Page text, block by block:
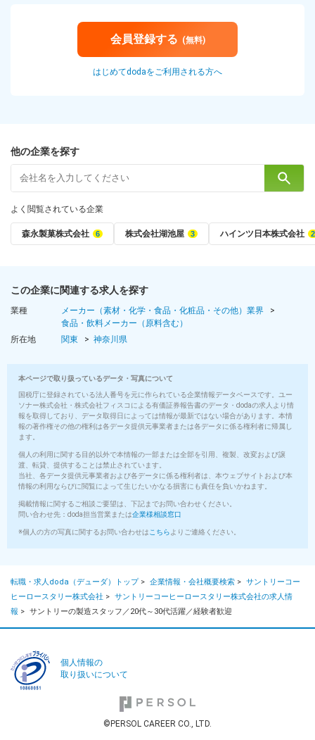
ルールから機械の操作方法まで、先輩がマンツーマンで並走しま
他業界からでも安心してスタートできる環境です。
★組織強化のための募集
選考のポイント
協力する力」を大切にしています。
多くの人と関わる現場だからこそ、周囲と向き合える方なら、ど
なたでも活躍できます。
◆マイカー通勤OK◆
サントリー『BOSS』の製造を支える、工場内での勤務です。
広い無料駐車場を完備しているため、マイカーで通勤が可能。
【アクセス】
■小田急線・相鉄線・JR相模線「海老名駅」より車で10分
■小田急線・JR相模線「厚木駅」より徒歩18分
※マイカー・バイク通勤OK（無料駐車場あり／ガソリン代支給 ※規
定あり）
※転居を伴う転勤は当面ありません。
※住宅手当あり（月最大3.6万円 ※規定あり）
＊＼安定した環境で、心地よく働く／＊
◆食事補助あり（1食300円で食べられます！）
す）
◆住宅手当＆家族手当（大手グループならではの手厚い待遇で将
来も安心）
勤務時間
★3交替シフト制
（実働7時間40分／休憩50分）
会員登録する (無料)
はじめてdodaをご利用される方へ
他の企業を探す
よく閲覧されている企業
森永製菓株式会社 株式会社湖池屋 ハインツ日本株式会社
この企業に関連する求人を探す
業種
メーカー（素材・化学・食品・化粧品・その他）業界
食品・飲料メーカー（原料含む）
所在地
関東 神奈川県
本ページで取り扱っているデータ・写真について
国税庁に登録されている法人番号を元に作られている企業情報データベースです。ユー
ソナー株式会社・株式会社フィスコによる有価証券報告書のデータ・dodaの求人より情
報を取得しており、データ取得日によっては情報が最新ではない場合があります。本情
報の著作権その他の権利は各データ提供元事業者または各データに係る権利者に帰属し
ます。
個人の利用に関する目的以外で本情報の一部または全部を引用、複製、改変および譲
渡、転貸、提供することは禁止されています。
当社、各データ提供元事業者および各データに係る権利者は、本ウェブサイトおよび本
情報の利用ならびに閲覧によって生じたいかなる損害にも責任を負いかねます。
掲載情報に関するご相談ご要望は、下記までお問い合わせください。
問い合わせ先：doda担当営業または企業様相談窓口
※個人の方の写真に関するお問い合わせは こちら よりご連絡ください。
転職・求人doda（デューダ）トップ> 企業情報・会社概要検索 > サントリーコー
ヒーロースタリー株式会社 > サントリーコーヒーロースタリー株式会社の求人情
報 > サントリーの製造スタッフ／20代～30代活躍／経験者歓迎
個人情報の
取り扱いについて
©PERSOL CAREER CO., LTD.